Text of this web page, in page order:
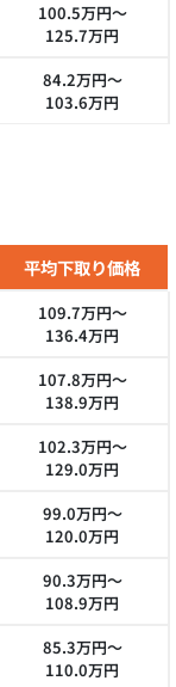
100.5万円～
125.7万円
84.2万円～
103.6万円
平均下取り価格
109.7万円～
136.4万円
107.8万円～
138.9万円
102.3万円～
129.0万円
99.0万円～
120.0万円
90.3万円～
108.9万円
85.3万円～
110.0万円